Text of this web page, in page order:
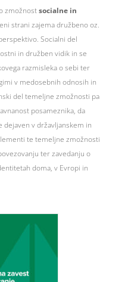
zmožnostsocialne in
strani zajema družbeno oz.
Socialni del
in družben vidik in se
razmisleka o sebi ter
v medosebnih odnosih in
del temeljne zmožnosti pa
posameznika, da
dejaven v državljanskem in
te temeljne zmožnosti
ter zavedanju o
doma, v Evropi in